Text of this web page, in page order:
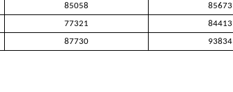
85058 85673
77321 84413
87730 93834